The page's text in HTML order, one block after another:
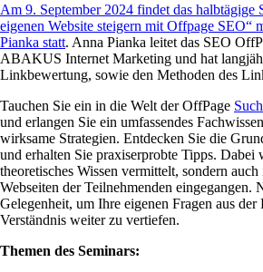
Am 9. September 2024 findet das halbtägige
eigenen Website steigern mit Offpage SEO“
Pianka statt. Anna Pianka leitet das SEO
ABAKUS Internet Marketing und hat
Linkbewertung, sowie den Methoden des
Tauchen Sie ein in die Welt der OffPage
und erlangen Sie ein umfassendes
wirksame Strategien. Entdecken Sie die
und erhalten Sie praxiserprobte Tipps. Dabei
theoretisches Wissen vermittelt, sondern
Webseiten der Teilnehmenden eingegangen.
Gelegenheit, um Ihre eigenen Fragen aus
Verständnis weiter zu vertiefen.
Themen des Seminars: